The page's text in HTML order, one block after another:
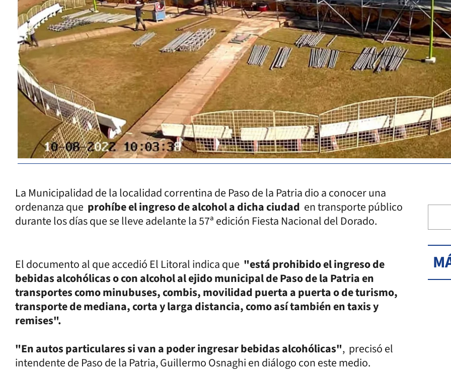
La Municipalidad de la localidad correntina de Paso de la Patria dio a conocer una
ordenanza que prohíbe el ingreso de alcohol a dicha ciudad en transporte público
durante los días que se lleve adelante la 57ª edición Fiesta Nacional del Dorado.
El documento al que accedió El Litoral indica que "está prohibido el ingreso de
bebidas alcohólicas o con alcohol al ejido municipal de Paso de la Patria en
transportes como minubuses, combis, movilidad puerta a puerta o de turismo,
transporte de mediana, corta y larga distancia, como así también en taxis y
remises".
"En autos particulares si van a poder ingresar bebidas alcohólicas", precisó el
intendente de Paso de la Patria, Guillermo Osnaghi en diálogo con este medio.